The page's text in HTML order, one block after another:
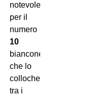
notevole
per il
numero
10
bianconero,
che lo
collocherà
tra i